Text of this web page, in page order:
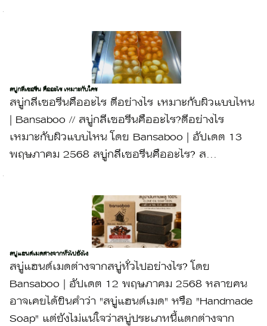
สบู่กลีเซอรีน คืออะไร เหมาะกับใคร
สบู่กลีเซอรีนคืออะไร ดีอย่างไร เหมาะกับผิวแบบไหน
| Bansaboo // สบู่กลีเซอรีนคืออะไร?ดีอย่างไร
เหมาะกับผิวแบบไหน โดย Bansaboo | อัปเดต 13
พฤษภาคม 2568 สบู่กลีเซอรีนคืออะไร? ส...
สบู่แฮนด์เมดต่างจากทั่วไปยังไง
สบู่แฮนด์เมดต่างจากสบู่ทั่วไปอย่างไร? โดย
Bansaboo | อัปเดต 12 พฤษภาคม 2568 หลายคน
อาจเคยได้ยินคำว่า "สบู่แฮนด์เมด" หรือ "Handmade
Soap" แต่ยังไม่แน่ใจว่าสบู่ประเภทนี้แตกต่างจาก